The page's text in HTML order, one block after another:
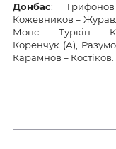
Донбас: Трифонов
Кожевников –
Монс – Туркін –
Коренчук (А),
Карамнов – Костіков.